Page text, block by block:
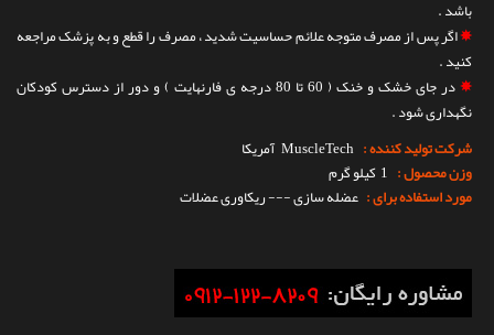
باشد .
✵اگر پس از مصرف متوجه علائم حساسیت شدید ، مصرف را قطع و به پزشک مراجعه
کنید .
✵
در جای خشک و خنک ( 60 تا 80 درجه ی فارنهایت ) و دور از دسترس کودکان
نگهداری شود .
شرکت تولید کننده : MuscleTech آمریکا
وزن محصول : 1 کیلو گرم
مورد استفاده برای : عضله سازی --- ریکاوری عضلات